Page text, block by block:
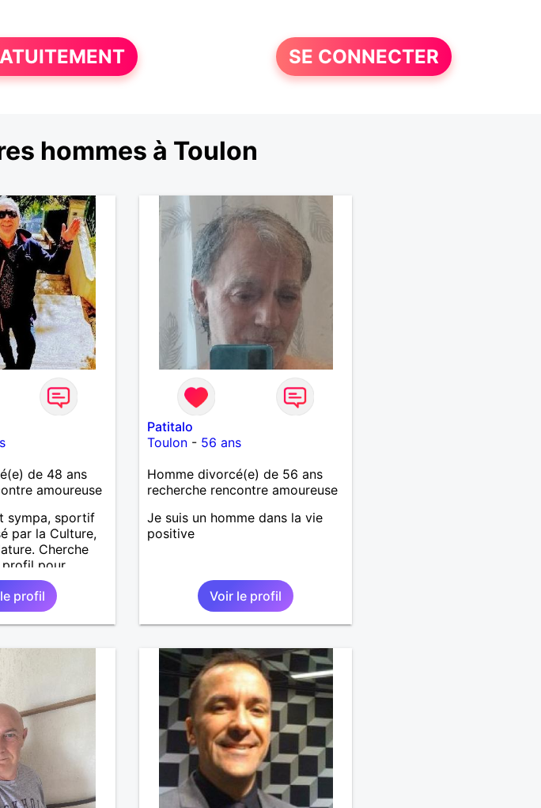
SE CONNECTER
hommes à Toulon
de 48 ans
amoureuse
sympa, sportif
par la Culture,
Cherche
profil pour
et partage de
profil
Patitalo
Toulon - 56 ans
Homme divorcé(e) de 56 ans
recherche rencontre amoureuse
Je suis un homme dans la vie
positive
Voir le profil